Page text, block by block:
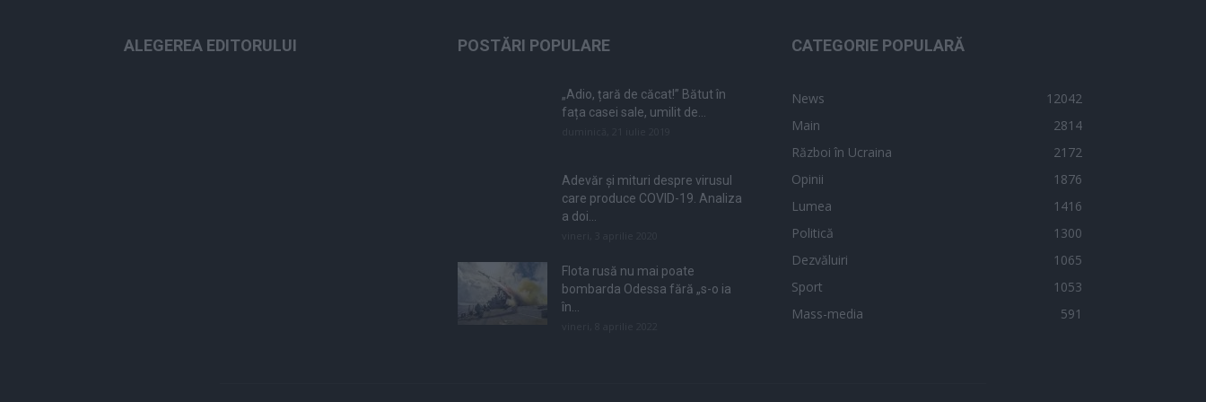
ALEGEREA EDITORULUI POSTĂRI POPULARE
„Adio, țară de căcat!” Bătut în
fața casei sale, umilit de...
Adevăr și mituri despre virusul
care produce COVID-19. Analiza
a doi...
Flota rusă nu mai poate
bombarda Odessa fără „s-o ia
în...
CATEGORIE POPULARĂ
News
12042
Main
2814
Război în Ucraina
2172
Opinii
1876
Lumea
1416
Politică
1300
Dezvăluiri
1065
Sport
1053
Mass-media
591